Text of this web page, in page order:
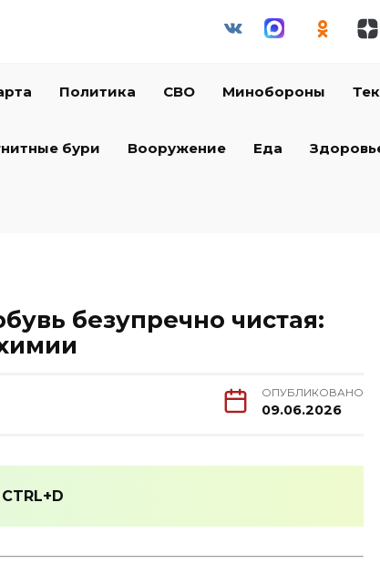
Политика СВО Минобороны
бури Вооружение Еда
безупречно чистая:
ОПУБЛИКОВАНО
09.06.2026
CTRL+D